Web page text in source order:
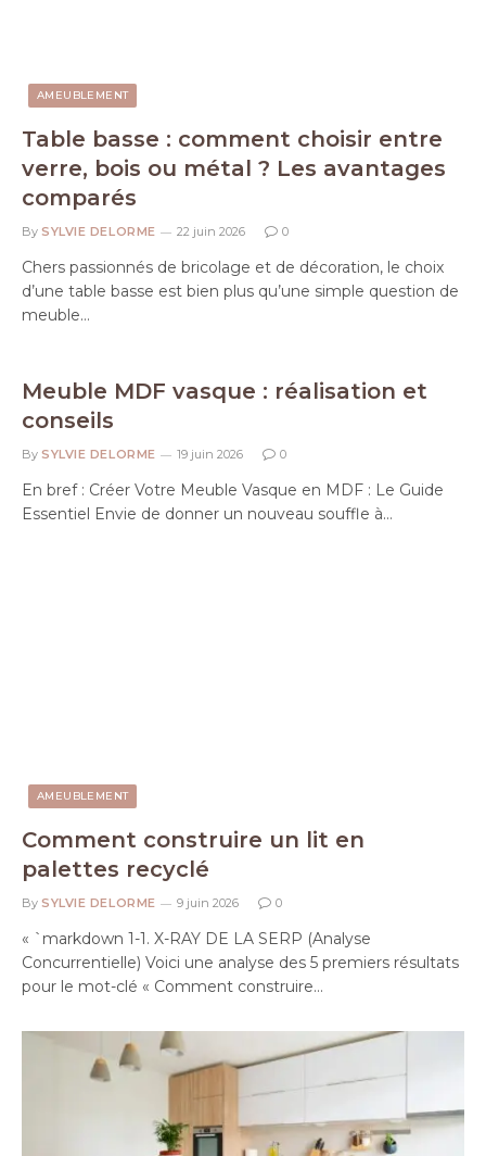
AMEUBLEMENT
Table basse : comment choisir entre
verre, bois ou métal ? Les avantages
comparés
By SYLVIE DELORME 22 juin 2026 0
Chers passionnés de bricolage et de décoration, le choix
d’une table basse est bien plus qu’une simple question de
meuble…
Meuble MDF vasque : réalisation et
conseils
By SYLVIE DELORME 19 juin 2026 0
En bref : Créer Votre Meuble Vasque en MDF : Le Guide
Essentiel Envie de donner un nouveau souffle à…
AMEUBLEMENT
Comment construire un lit en
palettes recyclé
By SYLVIE DELORME 9 juin 2026 0
« `markdown 1-1. X-RAY DE LA SERP (Analyse
Concurrentielle) Voici une analyse des 5 premiers résultats
pour le mot-clé « Comment construire…